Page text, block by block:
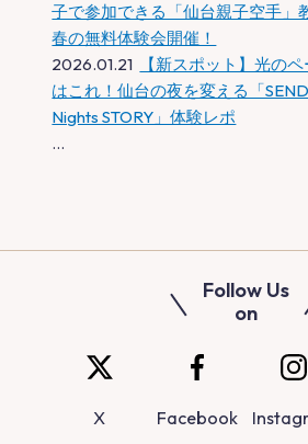
子で参加できる「仙台親子空手」
春の無料体験会開催！
2026.01.21
【新スポット】光の
はこれ！仙台の夜を変える「
Nights STORY」体験レポ
…
Follow Us
on
X Facebook